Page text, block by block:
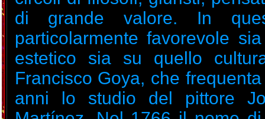
di grande valore. In
particolarmente favorevole
estetico sia su quello
Francisco Goya, che
anni lo studio del pittore